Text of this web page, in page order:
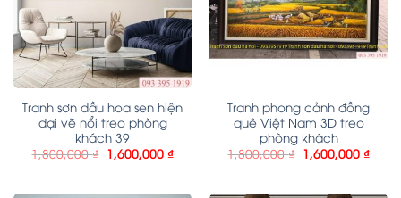
Tranh sơn dầu hoa sen hiện
đại vẽ nổi treo phòng
khách 39
1,800,000₫ 1,600,000 ₫
Tranh phong cảnh đồng
quê Việt Nam 3D treo
phòng khách
1,800,000₫ 1,600,000 ₫